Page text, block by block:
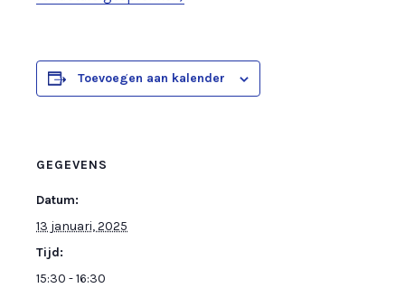
Toevoegen aan kalender
GEGEVENS
Datum:
13 januari, 2025
Tijd:
15:30 - 16:30